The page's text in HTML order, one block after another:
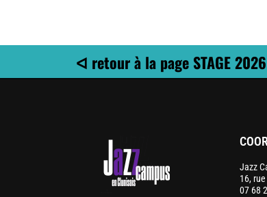
ᐊ retour à la page STAGE 2026
Jazz
16,
07 68